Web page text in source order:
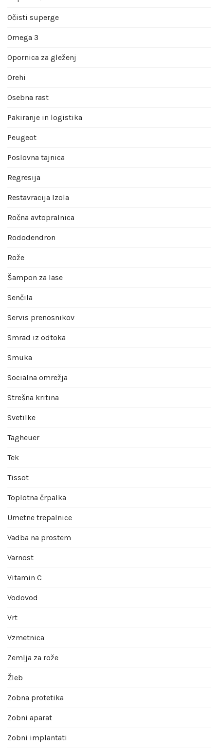
Očisti superge
Omega 3
Opornica za gleženj
Orehi
Osebna rast
Pakiranje in logistika
Peugeot
Poslovna tajnica
Regresija
Restavracija Izola
Ročna avtopralnica
Rododendron
Rože
Šampon za lase
Senčila
Servis prenosnikov
Smrad iz odtoka
Smuka
Socialna omrežja
Strešna kritina
Svetilke
Tagheuer
Tek
Tissot
Toplotna črpalka
Umetne trepalnice
Vadba na prostem
Varnost
Vitamin C
Vodovod
Vrt
Vzmetnica
Zemlja za rože
Žleb
Zobna protetika
Zobni aparat
Zobni implantati